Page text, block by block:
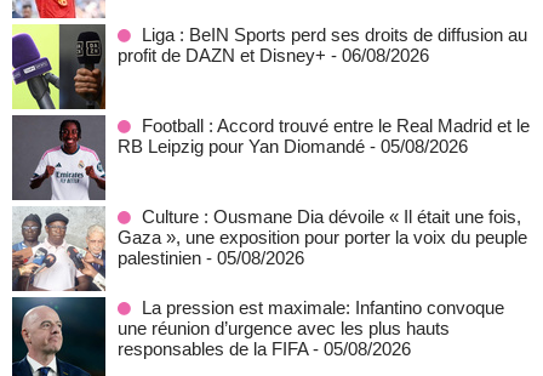
Liga : BeIN Sports perd ses droits de diffusion au
profit de DAZN et Disney+ - 06/08/2026
Football : Accord trouvé entre le Real Madrid et le
RB Leipzig pour Yan Diomandé - 05/08/2026
Culture : Ousmane Dia dévoile « Il était une fois,
Gaza », une exposition pour porter la voix du peuple
palestinien - 05/08/2026
La pression est maximale: Infantino convoque
une réunion d’urgence avec les plus hauts
responsables de la FIFA - 05/08/2026